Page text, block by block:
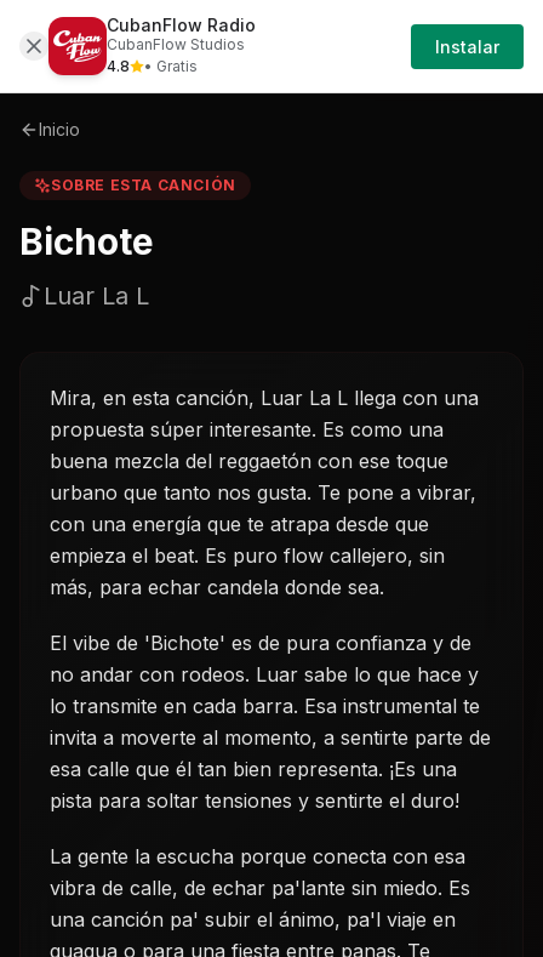
Sobre Bichote-luar-la-l
Iniciar
Sesión
Inicio
SOBRE ESTA CANCIÓN
Bichote
Luar La L
Mira, en esta canción, Luar La L llega con una
propuesta súper interesante. Es como una
buena mezcla del reggaetón con ese toque
urbano que tanto nos gusta. Te pone a vibrar,
con una energía que te atrapa desde que
empieza el beat. Es puro flow callejero, sin
más, para echar candela donde sea.
El vibe de 'Bichote' es de pura confianza y de
no andar con rodeos. Luar sabe lo que hace y
lo transmite en cada barra. Esa instrumental te
invita a moverte al momento, a sentirte parte de
esa calle que él tan bien representa. ¡Es una
pista para soltar tensiones y sentirte el duro!
La gente la escucha porque conecta con esa
vibra de calle, de echar pa'lante sin miedo. Es
una canción pa' subir el ánimo, pa'l viaje en
guagua o para una fiesta entre panas. Te
CubanFlow Radio
CubanFlow Studios
4.8
• Gratis
Instalar